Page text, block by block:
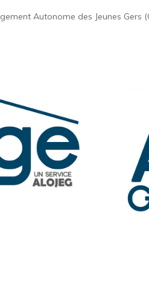
Autonome des Jeunes Gers